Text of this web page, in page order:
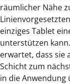
räumlicher Nähe
einziges Tablet
unterstützen
erwartet, dass sie
Schicht zum
in die Anwendung